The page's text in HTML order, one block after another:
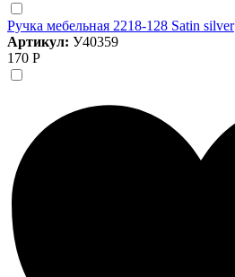
Ручка мебельная 2218-128 Satin silver
Артикул: У40359
170 Р